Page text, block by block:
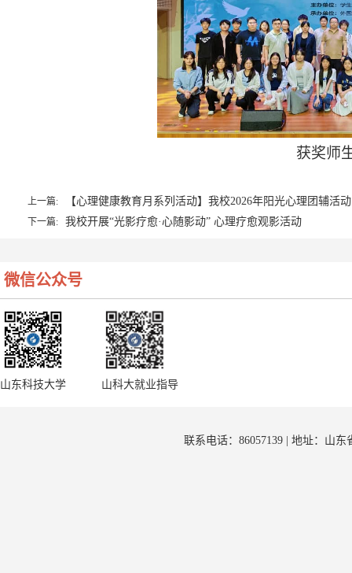
获奖师
上一篇: 【心理健康教育月系列活动】我校2026年阳光心理团辅活
下一篇: 我校开展“光影疗愈·心随影动” 心理疗愈观影活动
微信公众号
山东科技大学 山科大就业指导
联系电话：86057139 | 地址：山